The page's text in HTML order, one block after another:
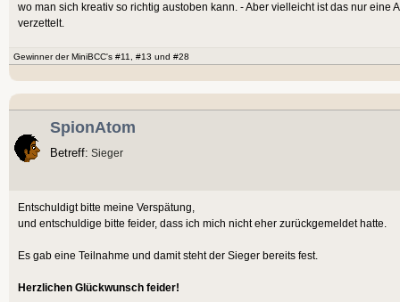
wo man sich kreativ so richtig austoben kann. - Aber vielleicht ist das nur eine
verzettelt.
Gewinner der MiniBCC's #11, #13 und #28
SpionAtom
Betreff: Sieger
Entschuldigt bitte meine Verspätung,
und entschuldige bitte feider, dass ich mich nicht eher zurückgemeldet hatte.
Es gab eine Teilnahme und damit steht der Sieger bereits fest.
Herzlichen Glückwunsch feider!